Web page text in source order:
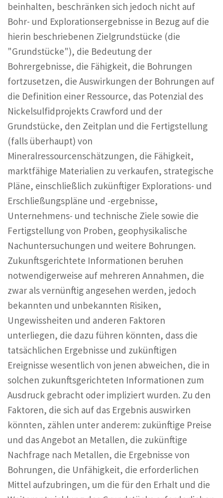
beinhalten, beschränken sich jedoch nicht auf
Bohr- und Explorationsergebnisse in Bezug auf die
hierin beschriebenen Zielgrundstücke (die
"Grundstücke"), die Bedeutung der
Bohrergebnisse, die Fähigkeit, die Bohrungen
fortzusetzen, die Auswirkungen der Bohrungen auf
die Definition einer Ressource, das Potenzial des
Nickelsulfidprojekts Crawford und der
Grundstücke, den Zeitplan und die Fertigstellung
(falls überhaupt) von
Mineralressourcenschätzungen, die Fähigkeit,
marktfähige Materialien zu verkaufen, strategische
Pläne, einschließlich zukünftiger Explorations- und
Erschließungspläne und -ergebnisse,
Unternehmens- und technische Ziele sowie die
Fertigstellung von Proben, geophysikalische
Nachuntersuchungen und weitere Bohrungen.
Zukunftsgerichtete Informationen beruhen
notwendigerweise auf mehreren Annahmen, die
zwar als vernünftig angesehen werden, jedoch
bekannten und unbekannten Risiken,
Ungewissheiten und anderen Faktoren
unterliegen, die dazu führen könnten, dass die
tatsächlichen Ergebnisse und zukünftigen
Ereignisse wesentlich von jenen abweichen, die in
solchen zukunftsgerichteten Informationen zum
Ausdruck gebracht oder impliziert wurden. Zu den
Faktoren, die sich auf das Ergebnis auswirken
könnten, zählen unter anderem: zukünftige Preise
und das Angebot an Metallen, die zukünftige
Nachfrage nach Metallen, die Ergebnisse von
Bohrungen, die Unfähigkeit, die erforderlichen
Mittel aufzubringen, um die für den Erhalt und die